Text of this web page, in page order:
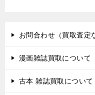
お問合わせ（買取査定
漫画雑誌買取について
古本 雑誌買取について